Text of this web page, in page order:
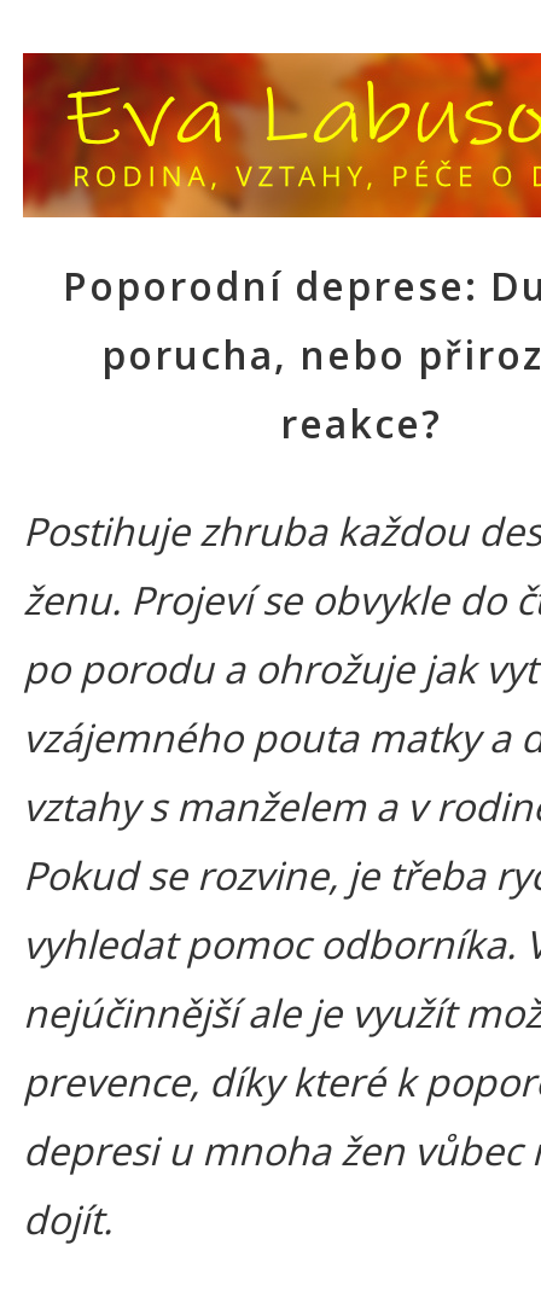
Poporodní deprese:
porucha, nebo
reakce?
Postihuje zhruba každou
ženu. Projeví se obvykle do
po porodu a ohrožuje jak
vzájemného pouta matky a
vztahy s manželem a v
Pokud se rozvine, je třeba
vyhledat pomoc odborníka.
nejúčinnější ale je využít
prevence, díky které k
depresi u mnoha žen vůbec
dojít.